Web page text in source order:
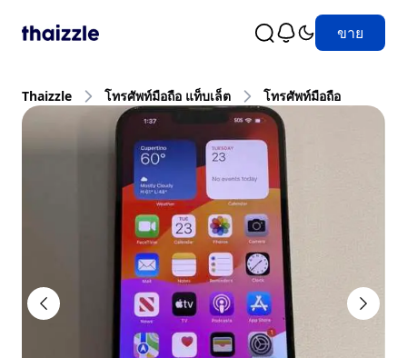
ขาย
Thaizzle โทรศัพท์มือถือ แท็บเล็ต โทรศัพท์มือถือ